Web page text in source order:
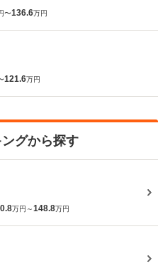
〜136.6万円
121.6万円
グから探す
万円～148.8万円